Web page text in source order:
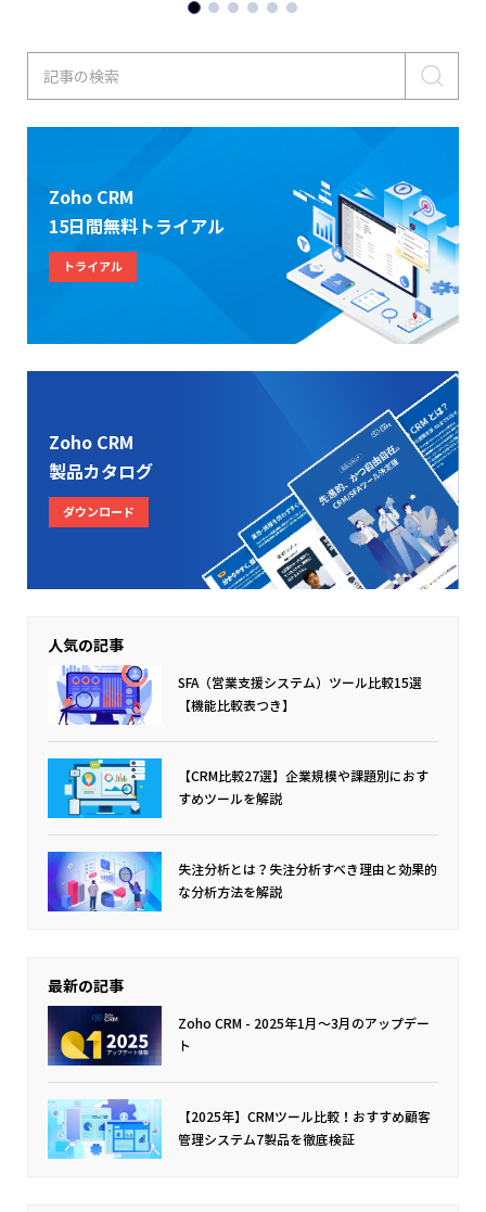
記事の検索
Zoho CRM
15日間無料トライアル
トライアル
Zoho CRM
製品カタログ
ダウンロード
人気の記事
SFA（営業支援システム）ツール比較15選
【機能比較表つき】
【CRM比較27選】企業規模や課題別におす
すめツールを解説
失注分析とは？ 失注分析すべき理由と効果的
な分析方法を解説
最新の記事
Zoho CRM - 2025年1月〜3月のアップデー
ト
【2025年】CRMツール比較！おすすめ顧客
管理システム7製品を徹底検証